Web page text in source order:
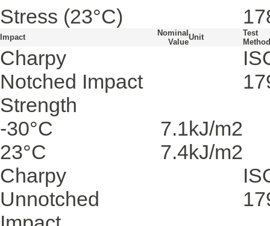
Stress (23°C)
Impact
Nominal
Value
Unit
Test
Method
Charpy
Notched Impact
Strength
-30°C 7.1kJ/m2
23°C
7.4kJ/m2
Charpy
Unnotched